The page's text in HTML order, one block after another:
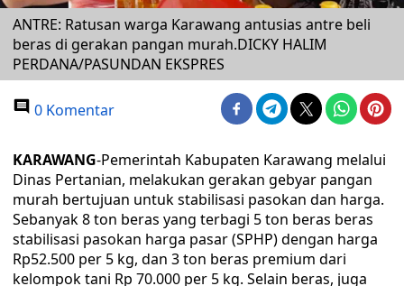
ANTRE: Ratusan warga Karawang antusias antre beli
beras di gerakan pangan murah.DICKY HALIM
PERDANA/PASUNDAN EKSPRES
0 Komentar
KARAWANG-Pemerintah Kabupaten Karawang melalui
Dinas Pertanian, melakukan gerakan gebyar pangan
murah bertujuan untuk stabilisasi pasokan dan harga.
Sebanyak 8 ton beras yang terbagi 5 ton beras beras
stabilisasi pasokan harga pasar (SPHP) dengan harga
Rp52.500 per 5 kg, dan 3 ton beras premium dari
kelompok tani Rp 70.000 per 5 kg. Selain beras, juga